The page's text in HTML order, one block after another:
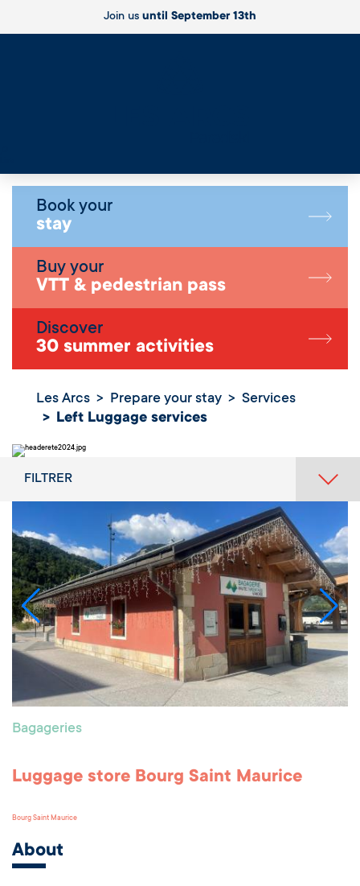
Join us until September 13th
Book your
stay
Buy your
VTT & pedestrian pass
Discover
30 summer activities
Les Arcs Prepare your stay
Services
Left Luggage services
FILTRER
Bagageries
Luggage store Bourg Saint Maurice
Bourg Saint Maurice
About